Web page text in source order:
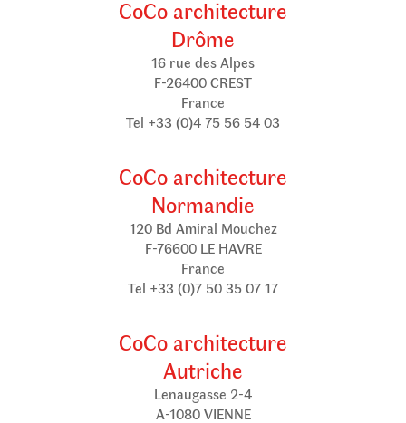
CoCo architecture
Drôme
16 rue des Alpes
F-26400 CREST
France
Tel +33 (0)4 75 56 54 03
CoCo architecture
Normandie
120 Bd Amiral Mouchez
F-76600 LE HAVRE
France
Tel +33 (0)7 50 35 07 17
CoCo architecture
Autriche
Lenaugasse 2-4
A-1080 VIENNE